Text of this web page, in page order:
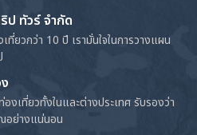
ป ทัวร์ จำกัด
ยวกว่า 10 ปี เรามั่นใจในการวางแผน
งเที่ยวทั้งในและต่างประเทศ รับรองว่า
อย่างแน่นอน